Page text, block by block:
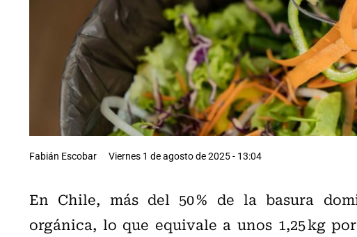
Fabián Escobar Viernes 1 de agosto de 2025 - 13:04
En Chile, más del 50 % de la basura
orgánica, lo que equivale a unos 1,25 kg